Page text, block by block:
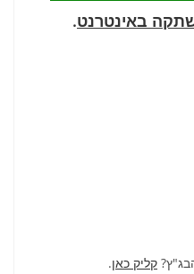
באינטרנט.
קליק כאן.